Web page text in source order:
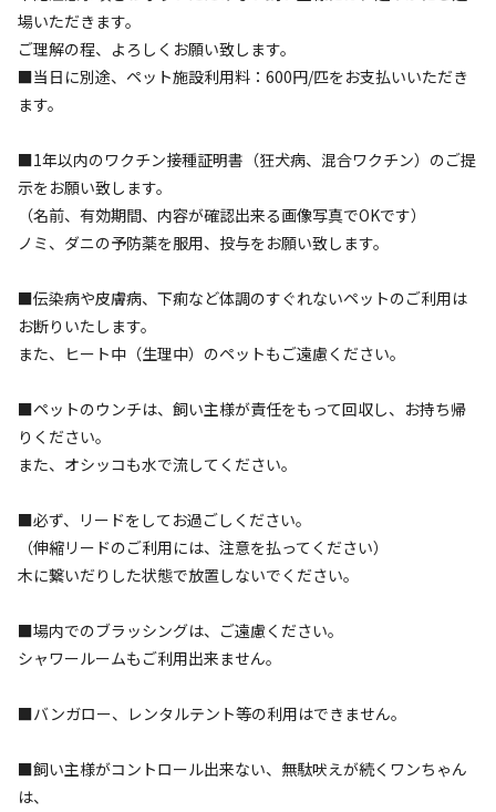
場いただきます。
ご理解の程、よろしくお願い致します。
■当日に別途、ペット施設利用料：600円/匹をお支払いいただき
ます。
■1年以内のワクチン接種証明書（狂犬病、混合ワクチン）のご提
示をお願い致します。
（名前、有効期間、内容が確認出来る画像写真でOKです）
ノミ、ダニの予防薬を服用、投与をお願い致します。
■伝染病や皮膚病、下痢など体調のすぐれないペットのご利用は
お断りいたします。
また、ヒート中（生理中）のペットもご遠慮ください。
■ペットのウンチは、飼い主様が責任をもって回収し、お持ち帰
りください。
また、オシッコも水で流してください。
■必ず、リードをしてお過ごしください。
（伸縮リードのご利用には、注意を払ってください）
木に繋いだりした状態で放置しないでください。
■場内でのブラッシングは、ご遠慮ください。
シャワールームもご利用出来ません。
■バンガロー、レンタルテント等の利用はできません。
■飼い主様がコントロール出来ない、無駄吠えが続くワンちゃん
は、
検索対象
キャンプサイト（3件）
宿泊 フリーサイト
繁忙期】
AC電 車両乗り たき
花火 喫煙
ペット同
地面: 芝生 定員: 5名
料金目安：4,000円/泊